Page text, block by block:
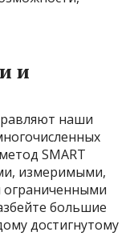
и
наши
SMART
измеримыми,
большие
достигнутому